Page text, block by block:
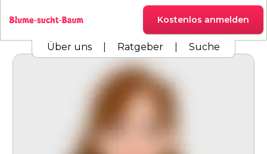
Kostenlos anmelden
Über uns Ratgeber Suche